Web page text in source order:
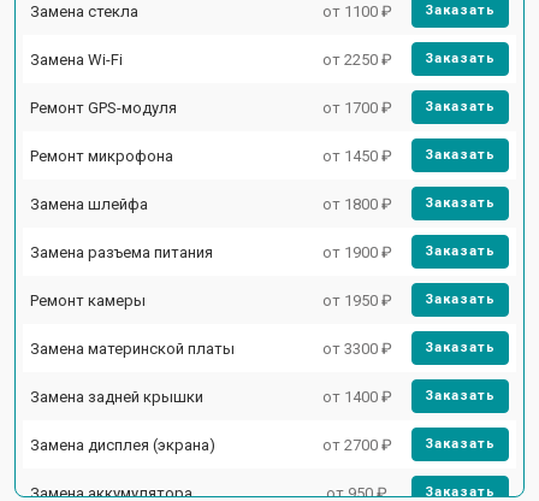
Замена стекла от 1100 ₽ Заказать
Замена Wi-Fi от 2250 ₽ Заказать
Ремонт GPS-модуля от 1700 ₽ Заказать
Ремонт микрофона от 1450 ₽ Заказать
Замена шлейфа от 1800 ₽ Заказать
Замена разъема питания от 1900 ₽ Заказать
Ремонт камеры от 1950 ₽ Заказать
Замена материнской платы от 3300 ₽ Заказать
Замена задней крышки от 1400 ₽ Заказать
Замена дисплея (экрана) от 2700 ₽ Заказать
Замена аккумулятора от 950 ₽ Заказать